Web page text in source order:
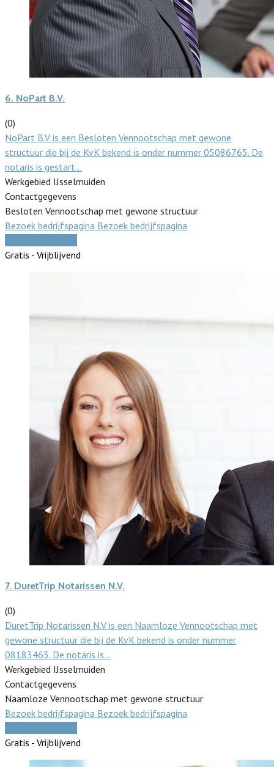
6. NoPart B.V.
(0)
NoPart B.V. is een Besloten Vennootschap met gewone
structuur die bij de KvK bekend is onder nummer 05086765. De
notaris is gestart…
Werkgebied IJsselmuiden
Contactgegevens
Besloten Vennootschap met gewone structuur
Bezoek bedrijfspagina Bezoek bedrijfspagina
Gratis - Vrijblijvend
7. DuretTrip Notarissen N.V.
(0)
DuretTrip Notarissen N.V. is een Naamloze Vennootschap met
gewone structuur die bij de KvK bekend is onder nummer
08183463. De notaris is…
Werkgebied IJsselmuiden
Contactgegevens
Naamloze Vennootschap met gewone structuur
Bezoek bedrijfspagina Bezoek bedrijfspagina
Gratis - Vrijblijvend